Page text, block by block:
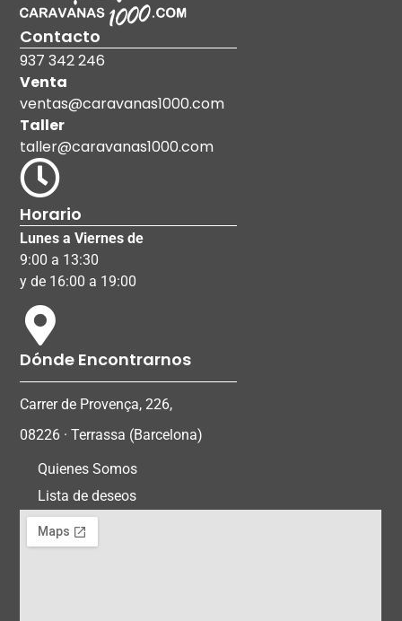
Contacto
937 342 246
Venta
ventas@caravanas1000.com
Taller
taller@caravanas1000.com
Horario
Lunes a Viernes de
9:00 a 13:30
y de 16:00 a 19:00
Dónde Encontrarnos
Carrer de Provença, 226,
08226 · Terrassa (Barcelona)
Quienes Somos
Lista de deseos